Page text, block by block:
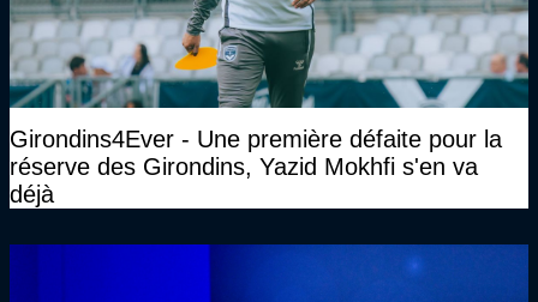
Girondins4Ever - Une première défaite pour la
réserve des Girondins, Yazid Mokhfi s'en va
déjà